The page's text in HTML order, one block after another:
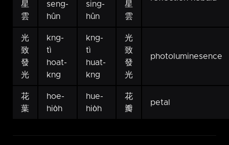
星
雲
seng-
hûn
sing-
hûn
星
雲
光
致
發
光
kng-
tì
hoat-
kng
kng-
tì
huat-
kng
光
致
發
光
photoluminesence
花
葉
hoe-
hio̍h
hue-
hio̍h
花
瓣
petal